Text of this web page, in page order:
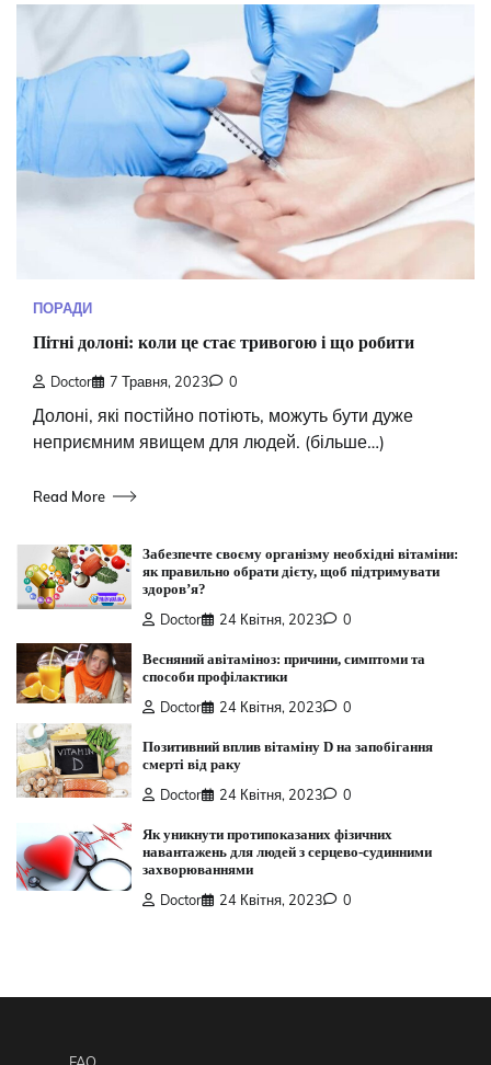
ПОРАДИ
Пітні долоні: коли це стає тривогою і що робити
Doctor 7 Травня, 2023 0
Долоні, які постійно потіють, можуть бути дуже
неприємним явищем для людей. (більше…)
Read More
Забезпечте своєму організму необхідні вітаміни:
як правильно обрати дієту, щоб підтримувати
здоров’я?
Doctor 24 Квітня, 2023 0
Весняний авітаміноз: причини, симптоми та
способи профілактики
Doctor 24 Квітня, 2023 0
Позитивний вплив вітаміну D на запобігання
смерті від раку
Doctor 24 Квітня, 2023 0
Як уникнути протипоказаних фізичних
навантажень для людей з серцево-судинними
захворюваннями
Doctor 24 Квітня, 2023 0